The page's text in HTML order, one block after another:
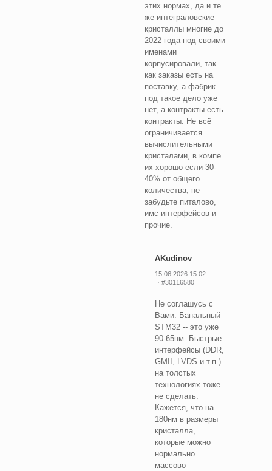
этих нормах, да и те
же интеграловские
кристаллы многие до
2022 года под своими
именами
корпусировали, так
как заказы есть на
поставку, а фабрик
под такое дело уже
нет, а контракты есть
контракты. Не всё
ограничивается
вычислительными
кристалами, в компе
их хорошо если 30-
40% от общего
количества, не
забудьте питалово,
имс интерфейсов и
прочие.
AKudinov
15.06.2026 15:02
#30116580
Не соглашусь с
Вами. Банальный
STM32 -- это уже
90-65нм. Быстрые
интерфейсы (DDR,
GMII, LVDS и т.п.)
на толстых
технологиях тоже
не сделать.
Кажется, что на
180нм в размеры
кристалла,
которые можно
нормально
массово